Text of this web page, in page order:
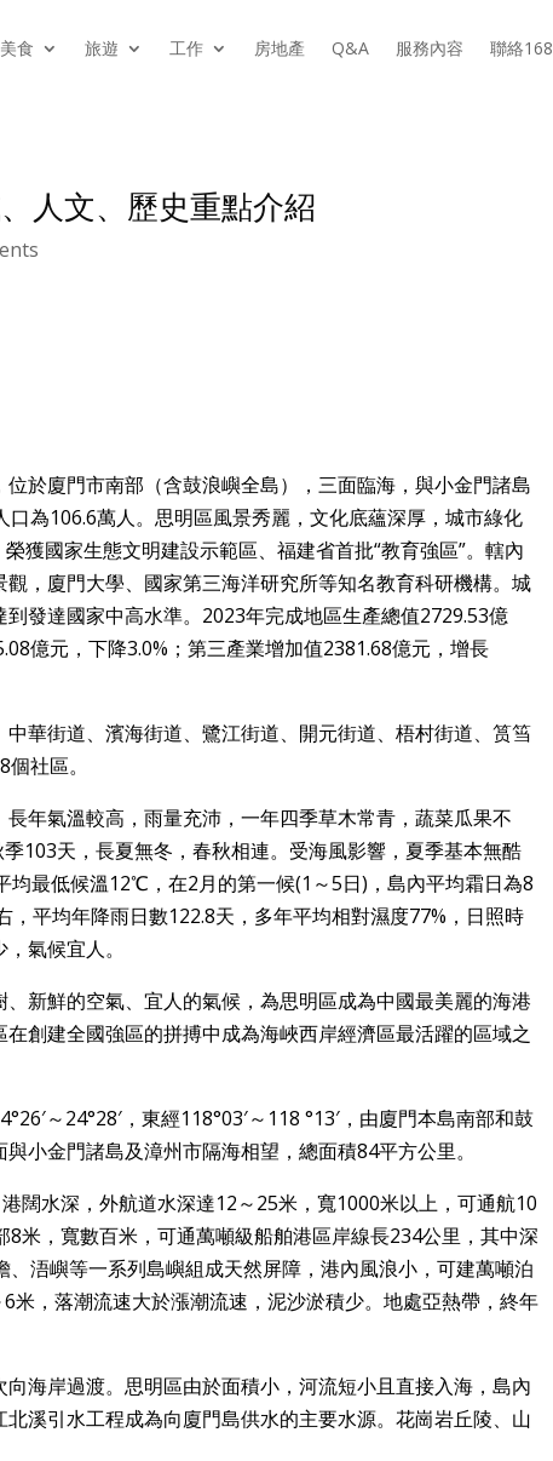
美食 旅遊 工作 房地產 Q&A 服務內容 聯絡168
人文、歷史重點介紹
於廈門市南部（含鼓浪嶼全島），三面臨海，與小金門諸島
為106.6萬人。思明區風景秀麗，文化底蘊深厚，城市綠化
獲國家生態文明建設示範區、福建省首批“教育強區”。轄內
，廈門大學、國家第三海洋研究所等知名教育科研機構。城
發達國家中高水準。2023年完成地區生產總值2729.53億
億元，下降3.0%；第三產業增加值2381.68億元，增長
中華街道、濱海街道、鷺江街道、開元街道、梧村街道、筼筜
社區。
年氣溫較高，雨量充沛，一年四季草木常青，蔬菜瓜果不
103天，長夏無冬，春秋相連。受海風影響，夏季基本無酷
最低候溫12℃，在2月的第一候(1～5日)，島內平均霜日為8
平均年降雨日數122.8天，多年平均相對濕度77%，日照時
氣候宜人。
新鮮的空氣、宜人的氣候，為思明區成為中國最美麗的海港
創建全國強區的拼搏中成為海峽西岸經濟區最活躍的區域之
～24°28′，東經118°03′～118 °13′，由廈門本島南部和鼓
小金門諸島及漳州市隔海相望，總面積84平方公里。
闊水深，外航道水深達12～25米，寬1000米以上，可通航10
米，寬數百米，可通萬噸級船舶港區岸線長234公里，其中深
浯嶼等一系列島嶼組成天然屏障，港內風浪小，可建萬噸泊
米，落潮流速大於漲潮流速，泥沙淤積少。地處亞熱帶，終年
海岸過渡。思明區由於面積小，河流短小且直接入海，島內
溪引水工程成為向廈門島供水的主要水源。花崗岩丘陵、山